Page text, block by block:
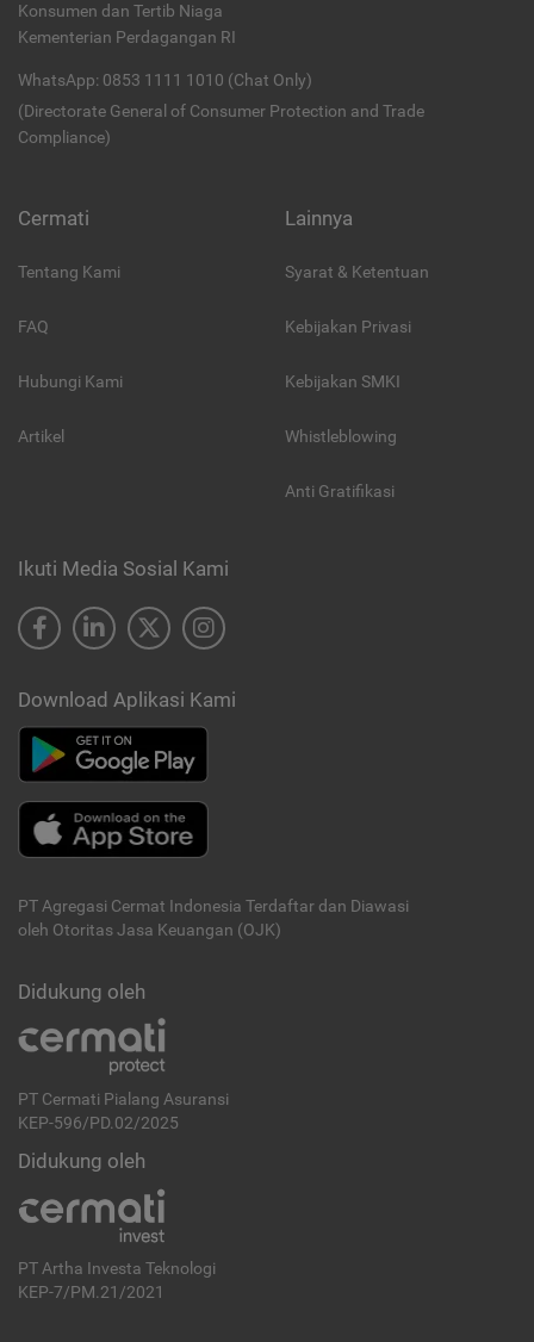
Konsumen dan Tertib Niaga
Kementerian Perdagangan RI
WhatsApp: 0853 1111 1010 (Chat Only)
(Directorate General of Consumer Protection and Trade
Compliance)
Cermati
Tentang Kami
FAQ
Hubungi Kami
Artikel
Lainnya
Syarat & Ketentuan
Kebijakan Privasi
Kebijakan SMKI
Whistleblowing
Anti Gratifikasi
Ikuti Media Sosial Kami
Download Aplikasi Kami
PT Agregasi Cermat Indonesia Terdaftar dan Diawasi
oleh Otoritas Jasa Keuangan (OJK)
Didukung oleh
PT Cermati Pialang Asuransi
KEP-596/PD.02/2025
Didukung oleh
PT Artha Investa Teknologi
KEP-7/PM.21/2021